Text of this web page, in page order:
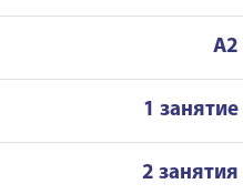
A2
1 занятие
2 занятия